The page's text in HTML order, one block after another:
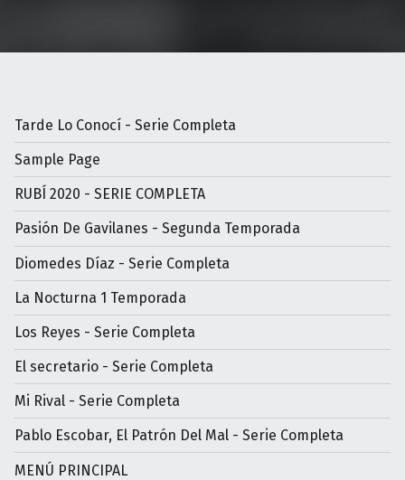
Tarde Lo Conocí - Serie Completa
Sample Page
RUBÍ 2020 - SERIE COMPLETA
Pasión De Gavilanes - Segunda Temporada
Diomedes Díaz - Serie Completa
La Nocturna 1 Temporada
Los Reyes - Serie Completa
El secretario - Serie Completa
Mi Rival - Serie Completa
Pablo Escobar, El Patrón Del Mal - Serie Completa
MENÚ PRINCIPAL